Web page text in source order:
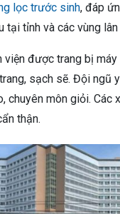
lọc trước sinh, đáp
tại tỉnh và các vùng lân
viện được trang bị
sạch sẽ. Đội ngũ
chuyên môn giỏi. Các
thận.